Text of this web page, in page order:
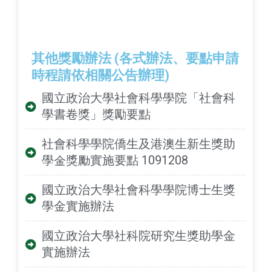
其他獎勵辦法 (各式辦法、要點申請
時程請依相關公告辦理)
國立政治大學社會科學學院「社會科
學書卷獎」獎勵要點
社會科學學院僑生及港澳生新生獎助
學金獎勵實施要點 1091208
國立政治大學社會科學學院博士生獎
學金實施辦法
國立政治大學社科院研究生獎助學金
實施辦法